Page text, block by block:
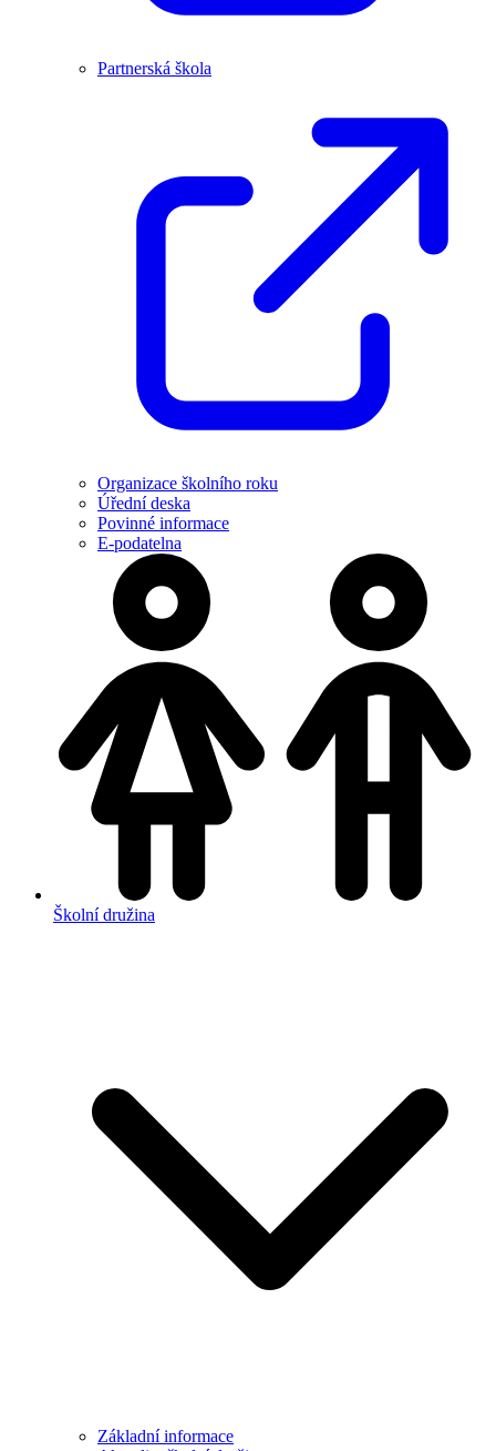
Partnerská škola
Organizace školního roku
Úřední deska
Povinné informace
E-podatelna
Školní družina
Základní informace